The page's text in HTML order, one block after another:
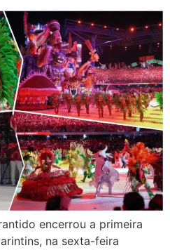
encerrou a primeira
na sexta-feira